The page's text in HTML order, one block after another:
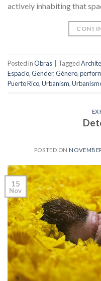
actively inhabiting that
Posted inObras Tagged
Espacio,Gender,Género,
Puerto Rico,Urbanism,
POSTED ON
15
Nov